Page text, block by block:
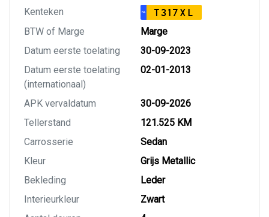
Kenteken NL T317XL
BTW of Marge
Marge
Datum eerste toelating
30-09-2023
Datum eerste toelating
(internationaal)
02-01-2013
APK vervaldatum
30-09-2026
Tellerstand
121.525 KM
Carrosserie
Sedan
Kleur
Grijs Metallic
Bekleding
Leder
Interieurkleur
Zwart